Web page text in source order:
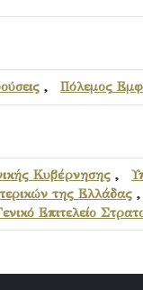
, Πόλεμος
Κυβέρνησης ,
της Ελλάδας ,
Επιτελείο